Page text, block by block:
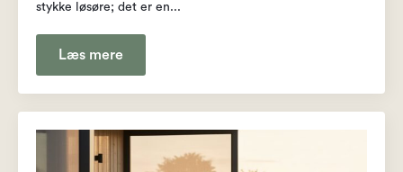
stykke løsøre; det er en...
Læs mere